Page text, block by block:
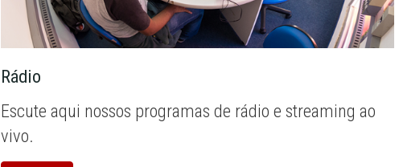
Rádio
Escute aqui nossos programas de rádio e streaming ao
vivo.